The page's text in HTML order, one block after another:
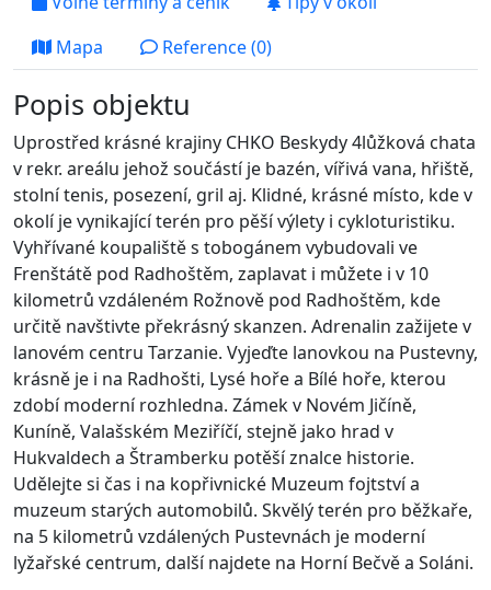
Mapa
Reference (0)
Popis objektu
Uprostřed krásné krajiny CHKO Beskydy 4lůžková chata
v rekr. areálu jehož součástí je bazén, vířivá vana, hřiště,
stolní tenis, posezení, gril aj. Klidné, krásné místo, kde v
okolí je vynikající terén pro pěší výlety i cykloturistiku.
Vyhřívané koupaliště s tobogánem vybudovali ve
Frenštátě pod Radhoštěm, zaplavat i můžete i v 10
kilometrů vzdáleném Rožnově pod Radhoštěm, kde
určitě navštivte překrásný skanzen. Adrenalin zažijete v
lanovém centru Tarzanie. Vyjeďte lanovkou na Pustevny,
krásně je i na Radhošti, Lysé hoře a Bílé hoře, kterou
zdobí moderní rozhledna. Zámek v Novém Jičíně,
Kuníně, Valašském Meziříčí, stejně jako hrad v
Hukvaldech a Štramberku potěší znalce historie.
Udělejte si čas i na kopřivnické Muzeum fojtství a
muzeum starých automobilů. Skvělý terén pro běžkaře,
na 5 kilometrů vzdálených Pustevnách je moderní
lyžařské centrum, další najdete na Horní Bečvě a Soláni.